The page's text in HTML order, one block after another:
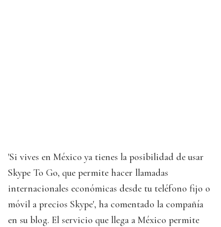
'Si vives en México ya tienes la posibilidad de usar
Skype To Go, que permite hacer llamadas
internacionales económicas desde tu teléfono fijo o
móvil a precios Skype', ha comentado la compañía
en su blog. El servicio que llega a México permite